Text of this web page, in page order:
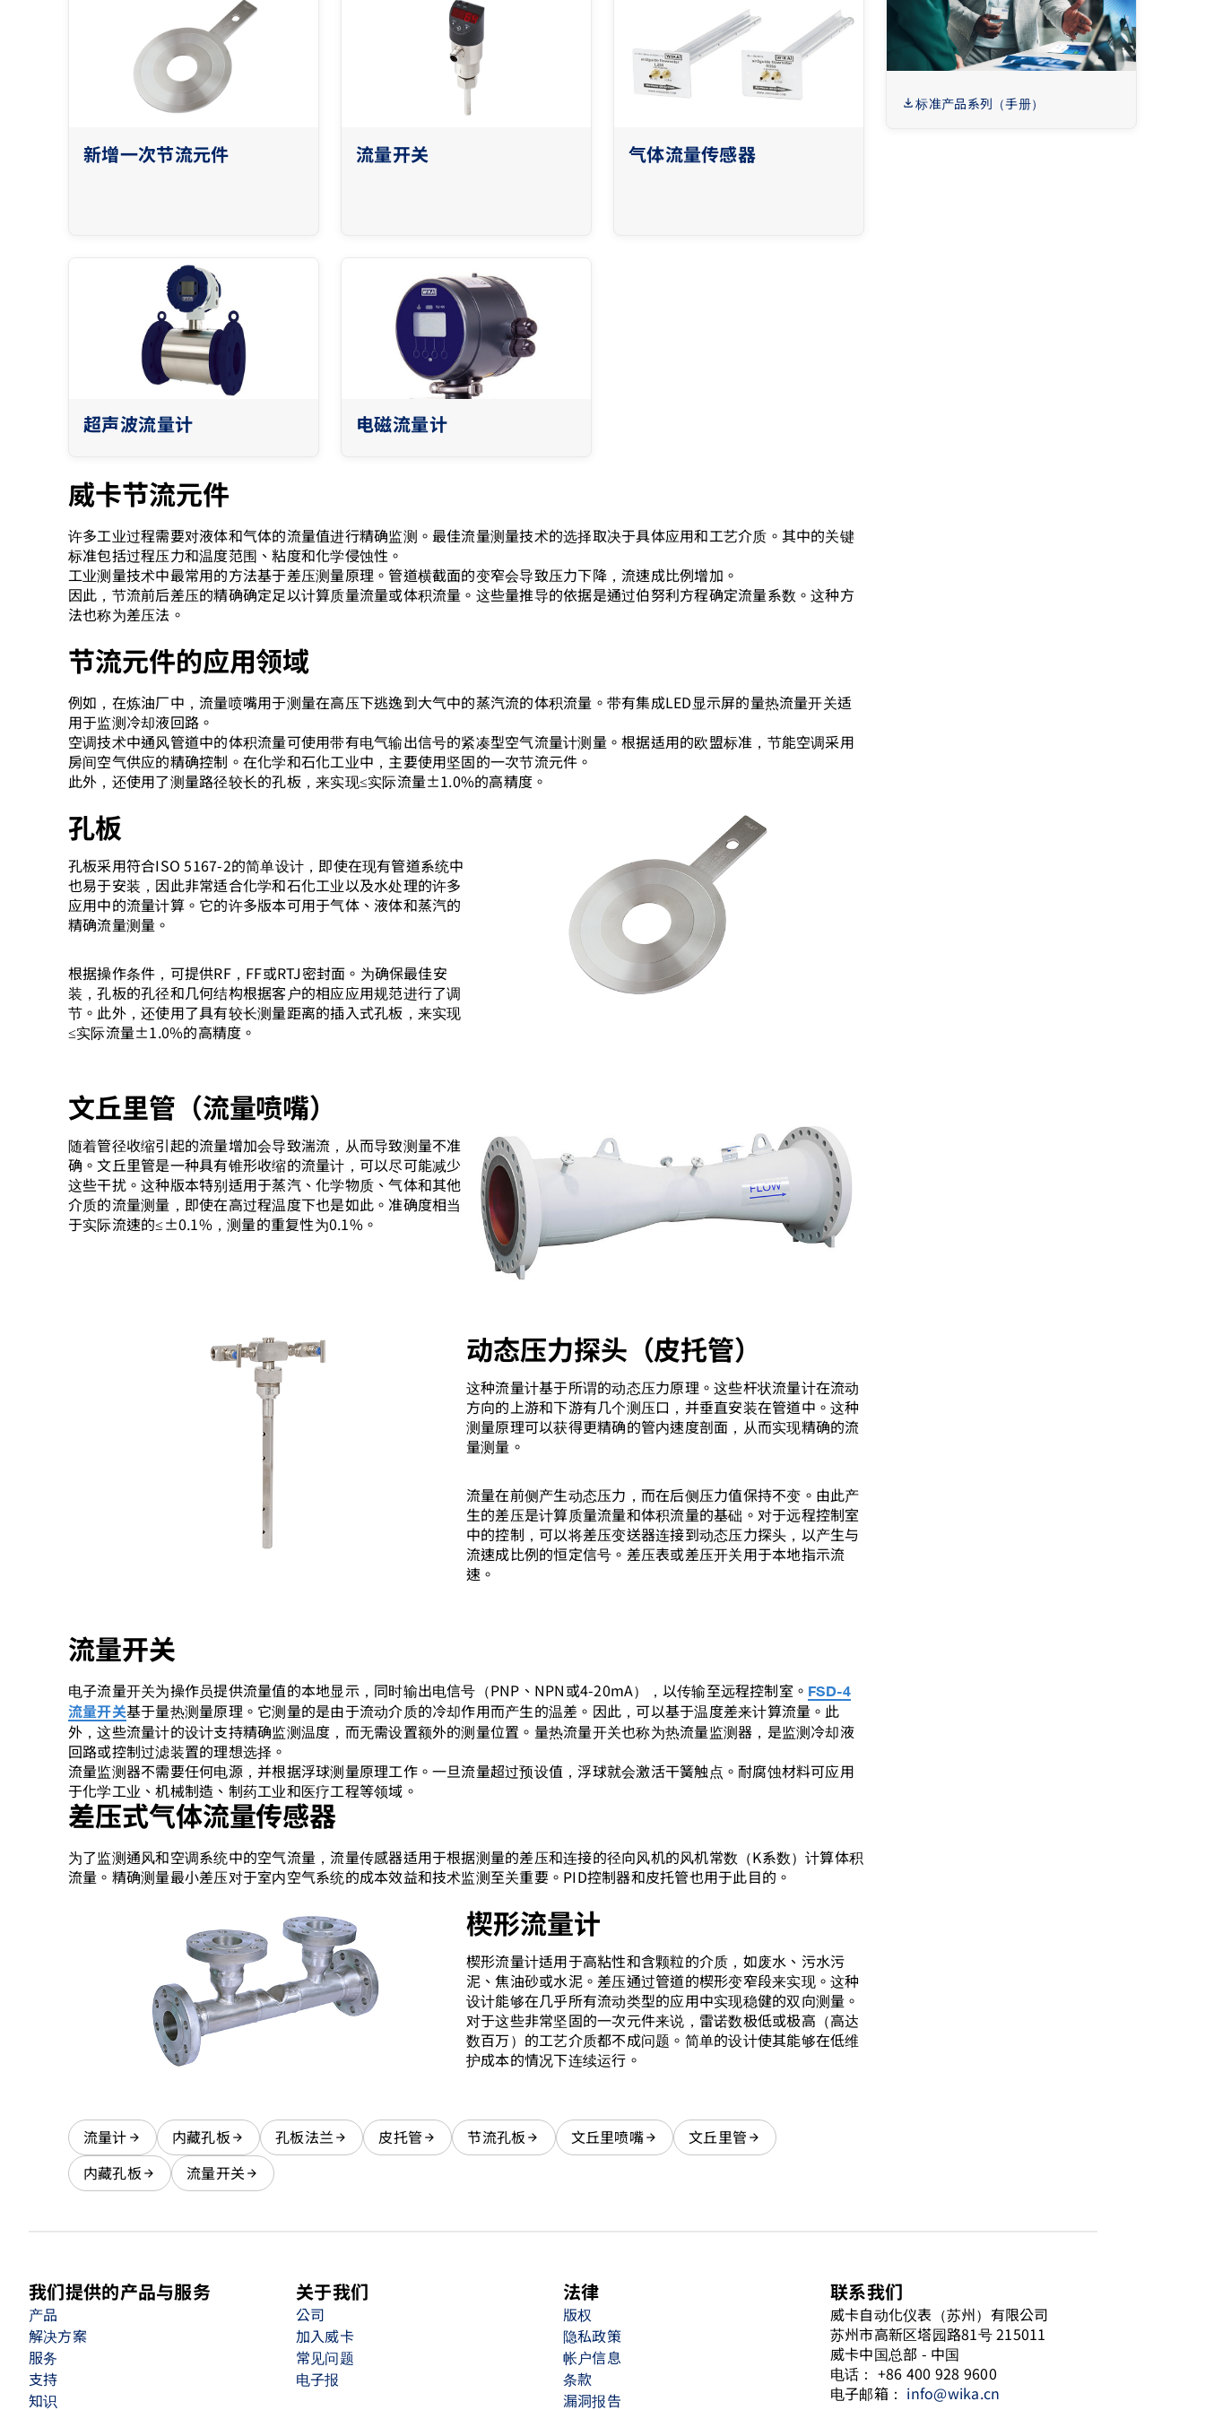
新增一次节流元件 流量开关 气体流量传感器
超声波流量计 电磁流量计
威卡节流元件
许多工业过程需要对液体和气体的流量值进行精确监测。最佳流量测量技术的选择取决于具体应用和工艺介质。其中的关键
标准包括过程压力和温度范围、粘度和化学侵蚀性。
工业测量技术中最常用的方法基于差压测量原理。管道横截面的变窄会导致压力下降，流速成比例增加。
因此，节流前后差压的精确确定足以计算质量流量或体积流量。这些量推导的依据是通过伯努利方程确定流量系数。这种方
法也称为差压法。
节流元件的应用领域
例如，在炼油厂中，流量喷嘴用于测量在高压下逃逸到大气中的蒸汽流的体积流量。带有集成LED显示屏的量热流量开关适
用于监测冷却液回路。
空调技术中通风管道中的体积流量可使用带有电气输出信号的紧凑型空气流量计测量。根据适用的欧盟标准，节能空调采用
房间空气供应的精确控制。在化学和石化工业中，主要使用坚固的一次节流元件。
此外，还使用了测量路径较长的孔板，来实现≤实际流量±1.0%的高精度。
孔板
孔板采用符合ISO 5167-2的简单设计，即使在现有管道系统中
也易于安装，因此非常适合化学和石化工业以及水处理的许多
应用中的流量计算。它的许多版本可用于气体、液体和蒸汽的
精确流量测量。
根据操作条件，可提供RF，FF或RTJ密封面。为确保最佳安
装，孔板的孔径和几何结构根据客户的相应应用规范进行了调
节。此外，还使用了具有较长测量距离的插入式孔板，来实现
≤实际流量±1.0%的高精度。
文丘里管（流量喷嘴）
随着管径收缩引起的流量增加会导致湍流，从而导致测量不准
确。文丘里管是一种具有锥形收缩的流量计，可以尽可能减少
这些干扰。这种版本特别适用于蒸汽、化学物质、气体和其他
介质的流量测量，即使在高过程温度下也是如此。准确度相当
于实际流速的≤±0.1%，测量的重复性为0.1%。
动态压力探头（皮托管）
这种流量计基于所谓的动态压力原理。这些杆状流量计在流动
方向的上游和下游有几个测压口，并垂直安装在管道中。这种
测量原理可以获得更精确的管内速度剖面，从而实现精确的流
量测量。
流量在前侧产生动态压力，而在后侧压力值保持不变。由此产
生的差压是计算质量流量和体积流量的基础。对于远程控制室
中的控制，可以将差压变送器连接到动态压力探头，以产生与
流速成比例的恒定信号。差压表或差压开关用于本地指示流
速。
流量开关
电子流量开关为操作员提供流量值的本地显示，同时输出电信号（PNP、NPN或4-20mA），以传输至远程控制室。 FSD-4
流量开关基于量热测量原理。它测量的是由于流动介质的冷却作用而产生的温差。因此，可以基于温度差来计算流量。此
外，这些流量计的设计支持精确监测温度，而无需设置额外的测量位置。量热流量开关也称为热流量监测器，是监测冷却液
回路或控制过滤装置的理想选择。
流量监测器不需要任何电源，并根据浮球测量原理工作。一旦流量超过预设值，浮球就会激活干簧触点。耐腐蚀材料可应用
于化学工业、机械制造、制药工业和医疗工程等领域。
差压式气体流量传感器
为了监测通风和空调系统中的空气流量，流量传感器适用于根据测量的差压和连接的径向风机的风机常数（K系数）计算体积
流量。精确测量最小差压对于室内空气系统的成本效益和技术监测至关重要。PID控制器和皮托管也用于此目的。
楔形流量计
楔形流量计适用于高粘性和含颗粒的介质，如废水、污水污
泥、焦油砂或水泥。差压通过管道的楔形变窄段来实现。这种
设计能够在几乎所有流动类型的应用中实现稳健的双向测量。
对于这些非常坚固的一次元件来说，雷诺数极低或极高（高达
数百万）的工艺介质都不成问题。简单的设计使其能够在低维
护成本的情况下连续运行。
流量计 内藏孔板 孔板法兰 皮托管 节流孔板 文丘里喷嘴
文丘里管
内藏孔板
流量开关
标准产品系列（手册）
我们提供的产品与服务
产品
解决方案
服务
支持
知识
关于我们
公司
加入威卡
常见问题
电子报
法律
版权
隐私政策
帐户信息
条款
漏洞报告
联系我们
威卡自动化仪表（苏州）有限公司
苏州市高新区塔园路81号 215011
威卡中国总部 - 中国
电话： +86 400 928 9600
电子邮箱： info@wika.cn